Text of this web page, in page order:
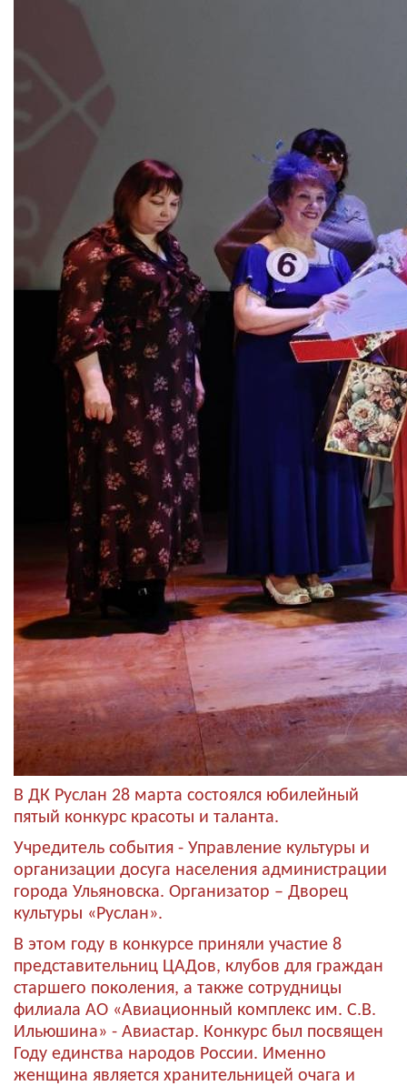
В ДК Руслан 28 марта состоялся юбилейный
пятый конкурс красоты и таланта.
Учредитель события - Управление культуры и
организации досуга населения администрации
города Ульяновска. Организатор – Дворец
культуры «Руслан».
В этом году в конкурсе приняли участие 8
представительниц ЦАДов, клубов для граждан
старшего поколения, а также сотрудницы
филиала АО «Авиационный комплекс им. С.В.
Ильюшина» - Авиастар. Конкурс был посвящен
Году единства народов России. Именно
женщина является хранительницей очага и